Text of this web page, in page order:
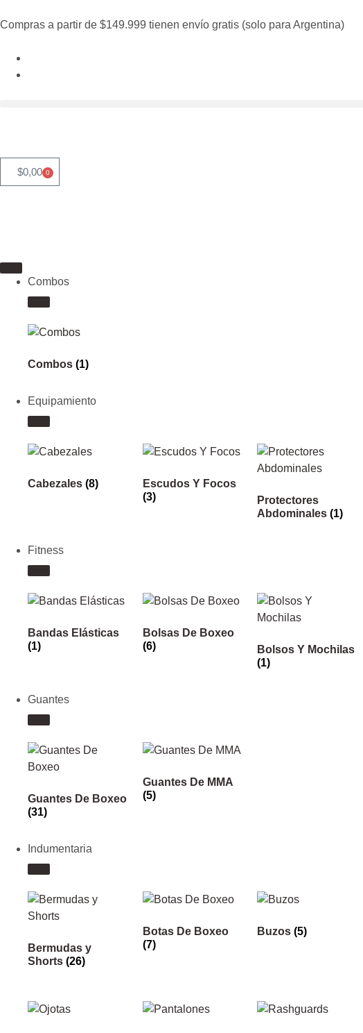
Compras a partir de $149.999 tienen envío gratis (solo para Argentina)
$0,00 0
Combos
Combos (1)
Equipamiento
Cabezales (8)
Escudos Y Focos
(3)
Protectores
Abdominales (1)
Fitness
Bandas Elásticas
(1)
Bolsas De Boxeo
(6)
Bolsos Y Mochilas
(1)
Guantes
Guantes De Boxeo
(31)
Guantes De MMA
(5)
Indumentaria
Bermudas y
Shorts (26)
Botas De Boxeo
(7)
Buzos (5)